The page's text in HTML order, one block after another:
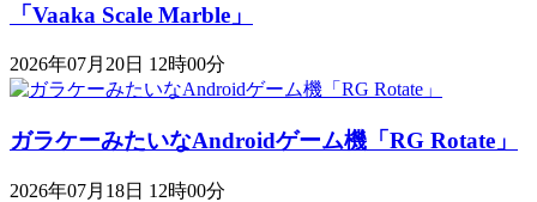
「Vaaka Scale Marble」
2026年07月20日 12時00分
ガラケーみたいなAndroidゲーム機「RG Rotate」
2026年07月18日 12時00分